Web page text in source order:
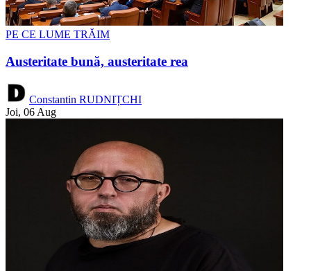
PE CE LUME TRĂIM
Austeritate bună, austeritate rea
Constantin RUDNIȚCHI
Joi, 06 Aug